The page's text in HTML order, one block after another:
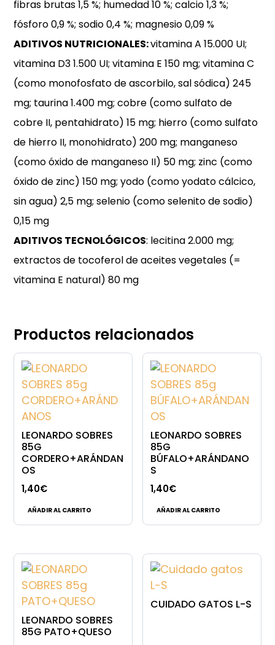
fibras brutas 1,5 %; humedad 10 %; calcio 1,3 %;
fósforo 0,9 %; sodio 0,4 %; magnesio 0,09 %
ADITIVOS NUTRICIONALES:vitamina A 15.000 UI;
vitamina D3 1.500 UI; vitamina E 150 mg; vitamina C
(como monofosfato de ascorbilo, sal sódica) 245
mg; taurina 1.400 mg; cobre (como sulfato de
cobre II, pentahidrato) 15 mg; hierro (como sulfato
de hierro II, monohidrato) 200 mg; manganeso
(como óxido de manganeso II) 50 mg; zinc (como
óxido de zinc) 150 mg; yodo (como yodato cálcico,
sin agua) 2,5 mg; selenio (como selenito de sodio)
0,15 mg
ADITIVOS TECNOLÓGICOS: lecitina 2.000 mg;
extractos de tocoferol de aceites vegetales (=
vitamina E natural) 80 mg
Productos relacionados
LEONARDO SOBRES
85G
CORDERO+ARÁNDAN
OS
1,40€
AÑADIR AL CARRITO
LEONARDO SOBRES
85G
BÚFALO+ARÁNDANO
S
1,40€
AÑADIR AL CARRITO
LEONARDO SOBRES
85G PATO+QUESO
CUIDADO GATOS L-S